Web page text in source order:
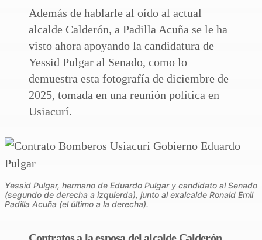
Además de hablarle al oído al actual
alcalde Calderón, a Padilla Acuña se le ha
visto ahora apoyando la candidatura de
Yessid Pulgar al Senado, como lo
demuestra esta fotografía de diciembre de
2025, tomada en una reunión política en
Usiacurí.
Yessid Pulgar, hermano de Eduardo Pulgar y candidato al Senado
(segundo de derecha a izquierda), junto al exalcalde Ronald Emil
Padilla Acuña (el último a la derecha).
Contratos a la esposa del alcalde Calderón